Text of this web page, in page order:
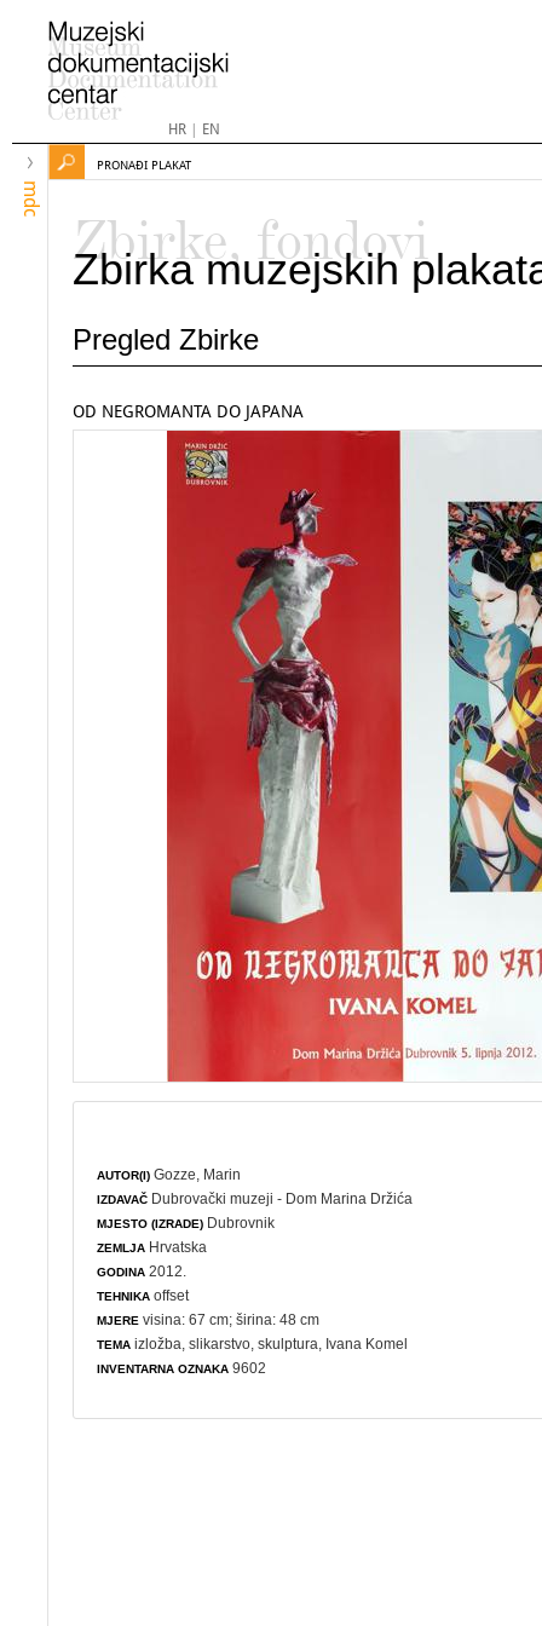
HR| EN
mdc
PRONAĐI PLAKAT
Zbirke, fondovi
Zbirka muzejskih
Pregled Zbirke
OD NEGROMANTA DO JAPANA
AUTOR(I) Gozze, Marin
IZDAVAČ Dubrovački muzeji - Dom Marina Držića
MJESTO (IZRADE) Dubrovnik
ZEMLJA Hrvatska
GODINA 2012.
TEHNIKA offset
MJERE visina: 67 cm; širina: 48 cm
TEMA izložba ,slikarstvo ,skulptura , Ivana Komel
INVENTARNA OZNAKA 9602